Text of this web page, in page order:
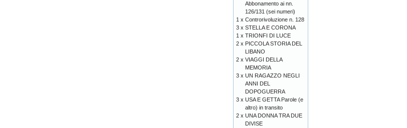
Abbonamento ai nn.
126/131 (sei numeri)
1 x Controrivoluzione n. 128
3 x STELLA E CORONA
1 x TRIONFI DI LUCE
2 x PICCOLA STORIA DEL
LIBANO
2 x VIAGGI DELLA
MEMORIA
3 x UN RAGAZZO NEGLI
ANNI DEL
DOPOGUERRA
3 x USA E GETTA Parole (e
altro) in transito
2 x UNA DONNA TRA DUE
DIVISE